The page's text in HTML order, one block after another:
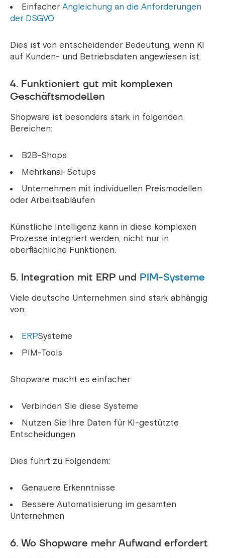
Einfacher Angleichung an die Anforderungen
der DSGVO
Dies ist von entscheidender Bedeutung, wenn KI
auf Kunden- und Betriebsdaten angewiesen ist.
4. Funktioniert gut mit komplexen
Geschäftsmodellen
Shopware ist besonders stark in folgenden
Bereichen:
B2B-Shops
Mehrkanal-Setups
Unternehmen mit individuellen Preismodellen
oder Arbeitsabläufen
Künstliche Intelligenz kann in diese komplexen
Prozesse integriert werden, nicht nur in
oberflächliche Funktionen.
5. Integration mit ERP und PIM-Systeme
Viele deutsche Unternehmen sind stark abhängig
von:
ERPSysteme
PIM-Tools
Shopware macht es einfacher:
Verbinden Sie diese Systeme
Nutzen Sie Ihre Daten für KI-gestützte
Entscheidungen
Dies führt zu Folgendem:
Genauere Erkenntnisse
Bessere Automatisierung im gesamten
Unternehmen
6. Wo Shopware mehr Aufwand erfordert